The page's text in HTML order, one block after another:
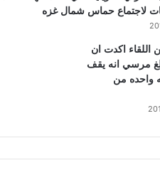
لاجتماع حماس شمال غزه
اللقاء اكدت ان
مرسي انه يقف
واحده من